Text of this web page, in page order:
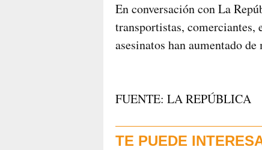
En conversación con La
transportistas, comerciantes,
asesinatos han aumentado
FUENTE: LA REPÚBLICA
TE PUEDE